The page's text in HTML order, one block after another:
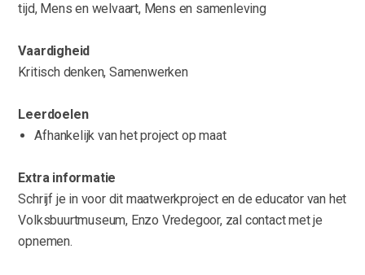
tijd, Mens en welvaart, Mens en samenleving
Vaardigheid
Kritisch denken, Samenwerken
Leerdoelen
Afhankelijk van het project op maat
Extra informatie
Schrijf je in voor dit maatwerkproject en de educator van het
Volksbuurtmuseum, Enzo Vredegoor, zal contact met je
opnemen.